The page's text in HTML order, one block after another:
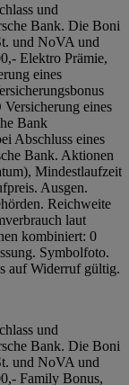
und
Bank. Die Boni
und NoVA und
Elektro Prämie,
eines
eines
Bank
Abschluss eines
Bank. Aktionen
Mindestlaufzeit
Ausgen.
Reichweite
laut
kombiniert: 0
Symbolfoto.
auf Widerruf gültig.
und
Bank. Die Boni
und NoVA und
Family Bonus,